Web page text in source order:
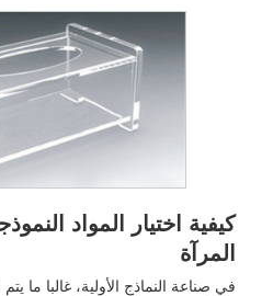
كيفية اختيار المواد
المرآة
في صناعة النماذج الأولية، غالبا ما